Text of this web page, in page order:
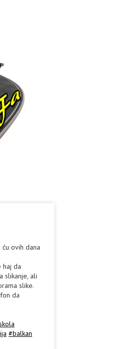
ću ovih dana
haj da
slikanje, ali
slike.
da
#balkan